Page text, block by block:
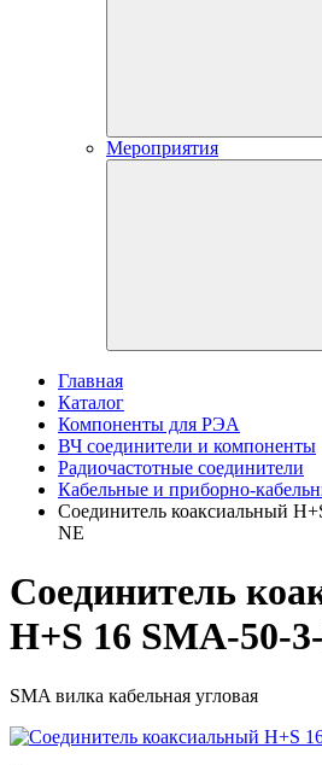
Мероприятия
Главная
Каталог
Компоненты для РЭА
ВЧ соединители и компоненты
Радиочастотные соединители
Кабельные и приборно-
Соединитель коаксиальный
NE
Соединитель
H+S 16 SMA-50-
SMA вилка кабельная угловая